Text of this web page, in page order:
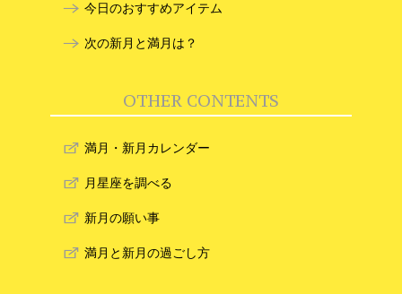
今日のおすすめアイテム
次の新月と満月は？
OTHER CONTENTS
満月・新月カレンダー
月星座を調べる
新月の願い事
満月と新月の過ごし方